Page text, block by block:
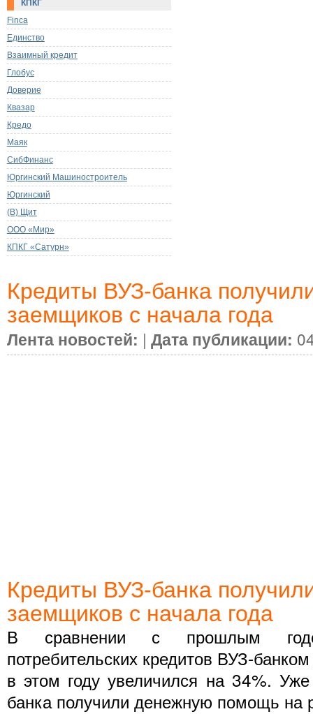
КПКГ
Finca
Единство
Взаимный кредит
Глобус
Доверие
Квазар
Кредо
Маяк
СибФинанс
Юргинский Машиностроитель
Юргинский
(В) Щит
ООО «Мир»
КПКГ «Сатурн»
Кредиты ВУЗ-банка
заемщиков с начала года
Лента новостей: | Дата публикации:
Кредиты ВУЗ-банка
заемщиков с начала года
В сравнении с прошлым
потребительских кредитов ВУЗ-
в этом году увеличился на 34%.
банка получили денежную помощь на